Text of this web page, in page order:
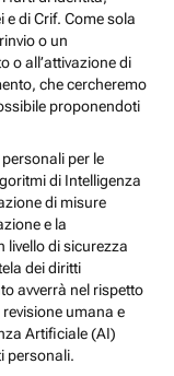
di Crif. Come sola
o un
o all’attivazione di
che cercheremo
proponendoti
per le
di Intelligenza
di misure
e la
livello di sicurezza
dei diritti
avverrà nel rispetto
umana e
Artificiale (AI)
personali.